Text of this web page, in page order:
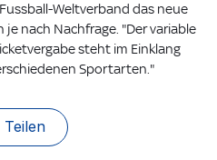
Weltverband das neue
nach Nachfrage. "Der variable
steht im Einklang
Sportarten."
Teilen